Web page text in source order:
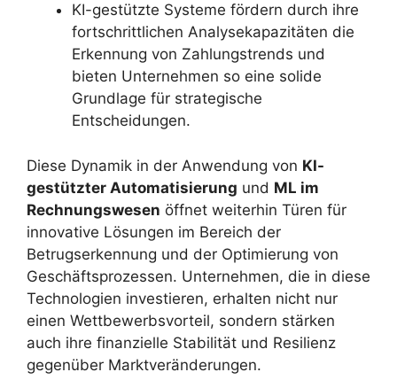
KI-gestützte Systeme fördern durch ihre
fortschrittlichen Analysekapazitäten die
Erkennung von Zahlungstrends und
bieten Unternehmen so eine solide
Grundlage für strategische
Entscheidungen.
Diese Dynamik in der Anwendung von KI-
gestützter Automatisierung und ML im
Rechnungswesen öffnet weiterhin Türen für
innovative Lösungen im Bereich der
Betrugserkennung und der Optimierung von
Geschäftsprozessen. Unternehmen, die in diese
Technologien investieren, erhalten nicht nur
einen Wettbewerbsvorteil, sondern stärken
auch ihre finanzielle Stabilität und Resilienz
gegenüber Marktveränderungen.